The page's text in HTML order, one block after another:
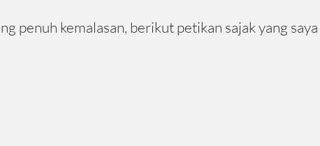
penuh kemalasan, berikut petikan sajak yang